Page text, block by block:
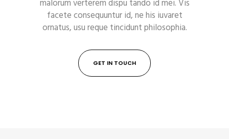
malorum verterem dispu tando id mei. Vis
facete consequuntur id, ne his iuvaret
ornatus, usu reque tincidunt philosophia.
GET IN TOUCH